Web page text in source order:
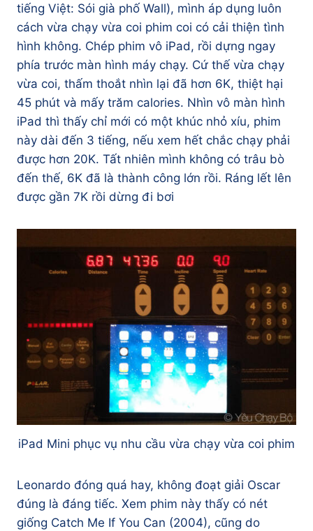
tiếng Việt: Sói già phố Wall), mình áp dụng luôn
cách vừa chạy vừa coi phim coi có cải thiện tình
hình không. Chép phim vô iPad, rồi dựng ngay
phía trước màn hình máy chạy. Cứ thế vừa chạy
vừa coi, thấm thoắt nhìn lại đã hơn 6K, thiệt hại
45 phút và mấy trăm calories. Nhìn vô màn hình
iPad thì thấy chỉ mới có một khúc nhỏ xíu, phim
này dài đến 3 tiếng, nếu xem hết chắc chạy phải
được hơn 20K. Tất nhiên mình không có trâu bò
đến thế, 6K đã là thành công lớn rồi. Ráng lết lên
được gần 7K rồi dừng đi bơi
iPad Mini phục vụ nhu cầu vừa chạy vừa coi phim
Leonardo đóng quá hay, không đoạt giải Oscar
đúng là đáng tiếc. Xem phim này thấy có nét
giống Catch Me If You Can (2004), cũng do